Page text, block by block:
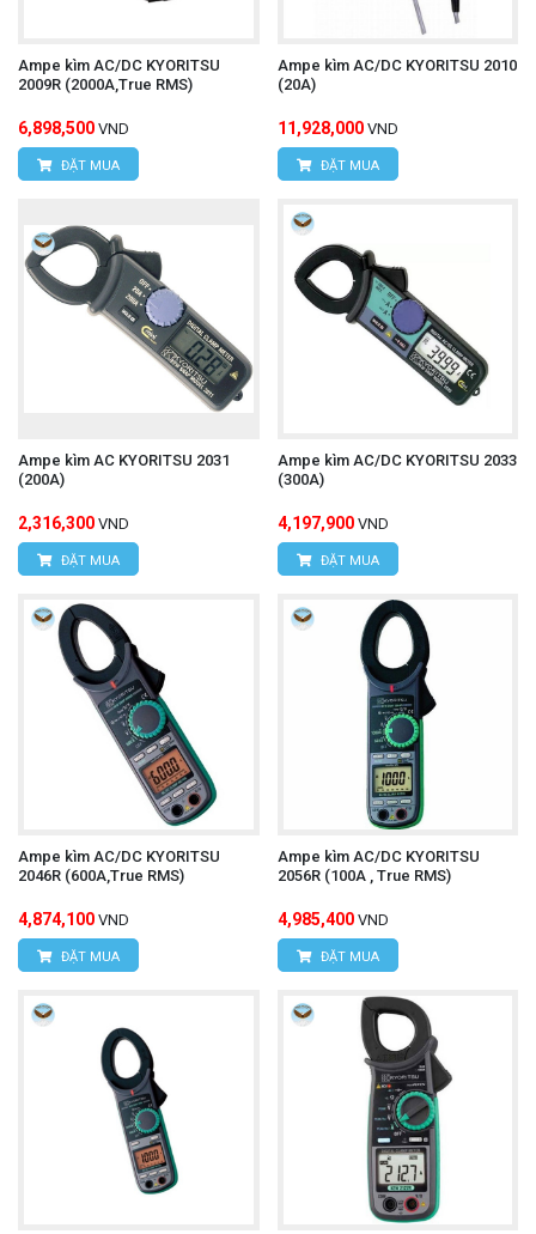
Ampe kìm AC/DC KYORITSU
2009R (2000A,True RMS)
6,898,500 VND
ĐẶT MUA
Ampe kìm AC/DC KYORITSU 2010
(20A)
11,928,000 VND
ĐẶT MUA
Ampe kìm AC KYORITSU 2031
(200A)
2,316,300 VND
ĐẶT MUA
Ampe kìm AC/DC KYORITSU 2033
(300A)
4,197,900 VND
ĐẶT MUA
Ampe kìm AC/DC KYORITSU
2046R (600A,True RMS)
4,874,100 VND
ĐẶT MUA
Ampe kìm AC/DC KYORITSU
2056R (100A , True RMS)
4,985,400 VND
ĐẶT MUA